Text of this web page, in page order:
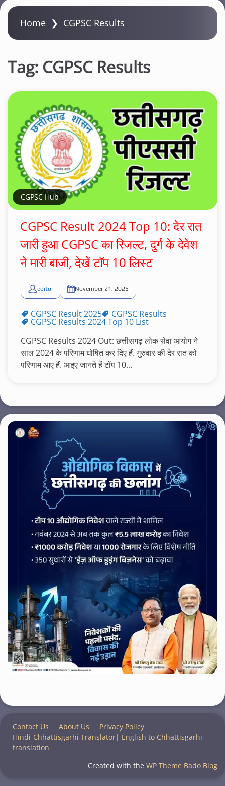
Home ❯ CGPSC Results
Tag: CGPSC Results
CGPSC Hub
CGPSC Result 2024 Top 10: देर रात
जारी हुआ CGPSC का रिजल्ट, दुर्ग के देवेश
ने मारी बाजी, देखें टॉप 10 लिस्ट
editor November 21, 2025
CGPSC Result 2025 CGPSC Results
CGPSC Results 2024 Top 10 List
CGPSC Results 2024 Out: छत्तीसगढ़ लोक सेवा आयोग ने
साल 2024 के परिणाम घोषित कर दिए हैं. गुरुवार की देर रात को
परिणाम आए हैं. आइए जानते हें टॉप 10...
Contact Us About Us
Privacy Policy
Hindi-Chhattisgarhi Translator| English to Chhattisgarhi
translation
Created with the WP Theme Bado Blog